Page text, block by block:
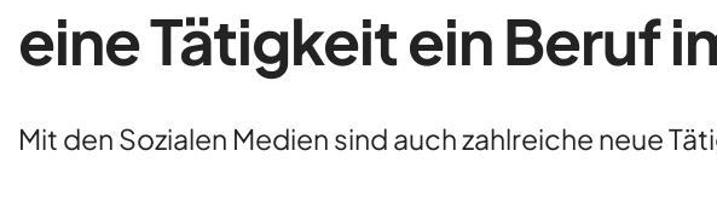
eine Tätigkeit ein Beruf
Mit den Sozialen Medien sind auch zahlreiche neue